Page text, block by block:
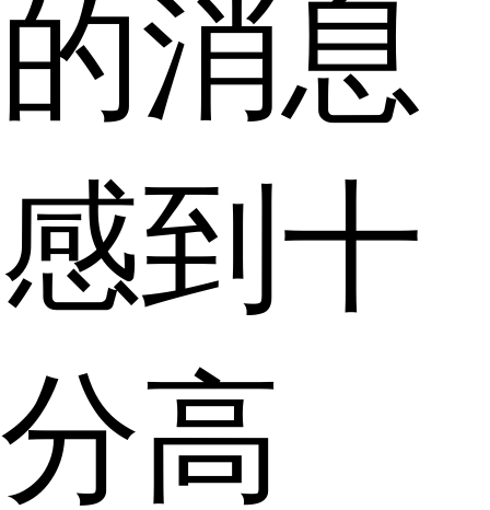
的消息
感到十
分高